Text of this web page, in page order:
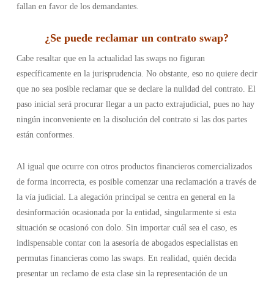
fallan en favor de los demandantes.
¿Se puede reclamar un contrato swap?
Cabe resaltar que en la actualidad las swaps no figuran
específicamente en la jurisprudencia. No obstante, eso no quiere decir
que no sea posible reclamar que se declare la nulidad del contrato. El
paso inicial será procurar llegar a un pacto extrajudicial, pues no hay
ningún inconveniente en la disolución del contrato si las dos partes
están conformes.
Al igual que ocurre con otros productos financieros comercializados
de forma incorrecta, es posible comenzar una reclamación a través de
la vía judicial. La alegación principal se centra en general en la
desinformación ocasionada por la entidad, singularmente si esta
situación se ocasionó con dolo. Sin importar cuál sea el caso, es
indispensable contar con la asesoría de abogados especialistas en
permutas financieras como las swaps. En realidad, quién decida
presentar un reclamo de esta clase sin la representación de un